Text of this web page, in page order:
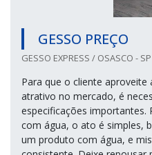
GESSO PREÇO
GESSO EXPRESS / OSASCO - SP
Para que o cliente
atrativo no mercado, é
especificações
com água, o ato é simples,
um produto com água, e